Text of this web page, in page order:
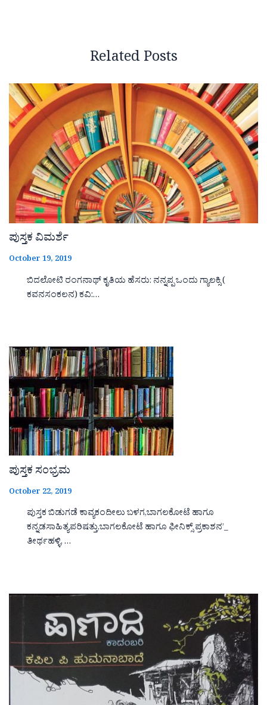
Related Posts
ಪುಸ್ತಕ ವಿಮರ್ಶೆ
October 19, 2019
ಬಿದಲೋಟಿ ರಂಗನಾಥ್ ಕೃತಿಯ ಹೆಸರು: ನನ್ನಪ್ಪ ಒಂದು ಗ್ಯಾಲಕ್ಸಿ (
ಕವನಸಂಕಲನ) ಕವಿ:…
ಪುಸ್ತಕ ಸಂಭ್ರಮ
October 22, 2019
ಪುಸ್ತಕ ಬಿಡುಗಡೆ ಕಾವ್ಯಕಂದೀಲು ಬಳಗ,ಬಾಗಲಕೋಟೆ ಹಾಗೂ
ಕನ್ನಡಸಾಹಿತ್ಯಪರಿಷತ್ತು,ಬಾಗಲಕೋಟೆ ಹಾಗೂ ಫೀನಿಕ್ಸ್ ಪ್ರಕಾಶನ’_
ತೀರ್ಥಹಳ್ಳಿ, …